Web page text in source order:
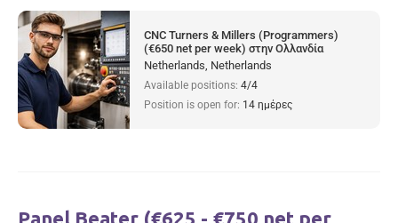
CNC Turners & Millers (Programmers)
(€650 net per week) στην Ολλανδία
Netherlands, Netherlands
Available positions: 4/4
Position is open for: 14 ημέρες
Panel Beater (€625 - €750 net per